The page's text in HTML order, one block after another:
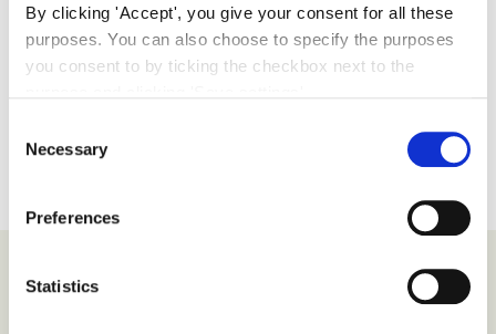
By clicking 'Accept', you give your consent for all these
purposes. You can also choose to specify the purposes
you consent to by ticking the checkbox next to the
You may withdraw your consent at any time by clicking
the small icon at the bottom left corner of the website.
You can read more about how we use cookies and other
data by clicking the link.
Selection
Necessary
Preferences
Statistics
Vi er alltid på utkikk etter nye talenter.
Hvis du tror at du har det som skal til for å jobbe på en
La oss ta en prat